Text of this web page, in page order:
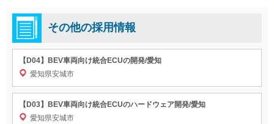
その他の採用情報
【D04】BEV車両向け統合ECUの開発/愛知
愛知県安城市
【D03】BEV車両向け統合ECUのハードウェア開発/愛知
愛知県安城市